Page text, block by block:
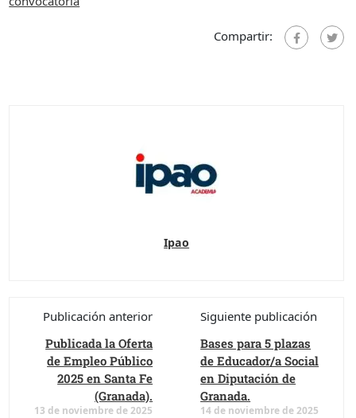
Compartir:
Ipao
Publicación anterior
Publicada la Oferta
de Empleo Público
2025 en Santa Fe
(Granada).
13 de noviembre de 2025
Siguiente publicación
Bases para 5 plazas
de Educador/a Social
en Diputación de
Granada.
14 de noviembre de 2025